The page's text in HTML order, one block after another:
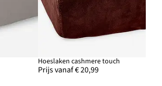
Hoeslaken cashmere touch
Prijs vanaf € 20,99